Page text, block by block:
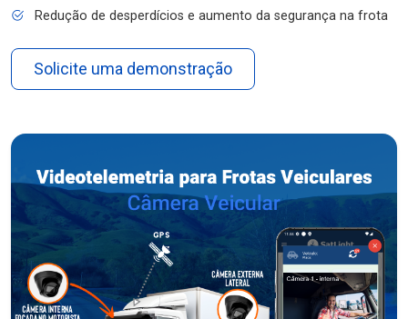
Redução de desperdícios e aumento da segurança na frota
Solicite uma demonstração